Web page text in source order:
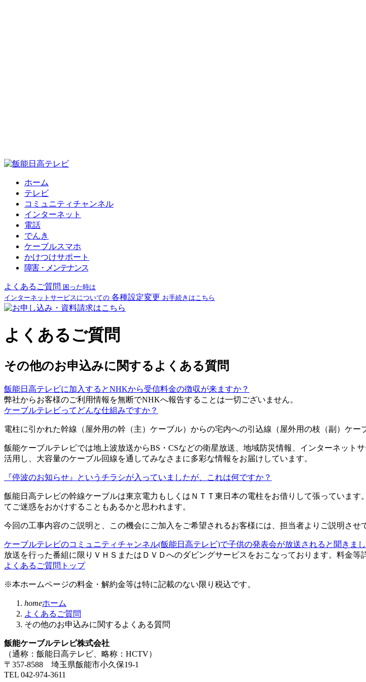
ホーム
テレビ
コミュニティチャンネル
インターネット
電話
でんき
ケーブルスマホ
かけつけサポート
障害・メンテナンス
よくあるご質問 困った時は
インターネットサービスについての 各種設定変更 お手続きはこちら
よくあるご質問
その他のお申込みに関するよくある質問
飯能日高テレビに加入するとNHKから受信料金の徴収が来ますか？
弊社からお客様のご利用情報を無断でNHKへ報告することは一切ございません。
ケーブルテレビってどんな仕組みですか？
電柱に引かれた幹線（屋外用の幹（主）ケーブル）からの宅内への引込線（屋外用の枝（副）ケ
飯能ケーブルテレビでは地上波放送からBS・CSなどの衛星放送、地域防災情報、インターネッ
活用し、大容量のケーブル回線を通してみなさまに多彩な情報をお届けしています。
『停波のお知らせ』というチラシが入っていましたが、これは何ですか？
飯能日高テレビの幹線ケーブルは東京電力もしくはＮＴＴ東日本の電柱をお借りして張っていま
てご迷惑をおかけすることもあるかと思われます。
今回の工事内容のご説明と、この機会にご加入をご希望されるお客様には、担当者よりご説明させ
ケーブルテレビのコミュニティチャンネル(飯能日高テレビ)で子供の発表会が放送されると聞きま
放送を行った番組に限りＶＨＳまたはＤＶＤへのダビングサービスをおこなっております。料金等
よくあるご質問トップ
※本ホームページの料金・解約金等は特に記載のない限り税込です。
homeホーム
よくあるご質問
その他のお申込みに関するよくある質問
飯能ケーブルテレビ株式会社
（通称：飯能日高テレビ、略称：HCTV）
〒357-8588 埼玉県飯能市小久保19-1
TEL 042-974-3611